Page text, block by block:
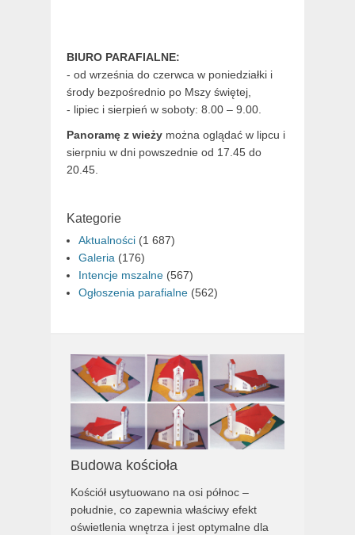
BIURO PARAFIALNE:
- od września do czerwca w poniedziałki i
środy bezpośrednio po Mszy świętej,
- lipiec i sierpień w soboty: 8.00 – 9.00.
Panoramę z wieży można oglądać w lipcu i
sierpniu w dni powszednie od 17.45 do
20.45.
Kategorie
Aktualności (1 687)
Galeria (176)
Intencje mszalne (567)
Ogłoszenia parafialne (562)
Budowa kościoła
Kościół usytuowano na osi północ –
południe, co zapewnia właściwy efekt
oświetlenia wnętrza i jest optymalne dla